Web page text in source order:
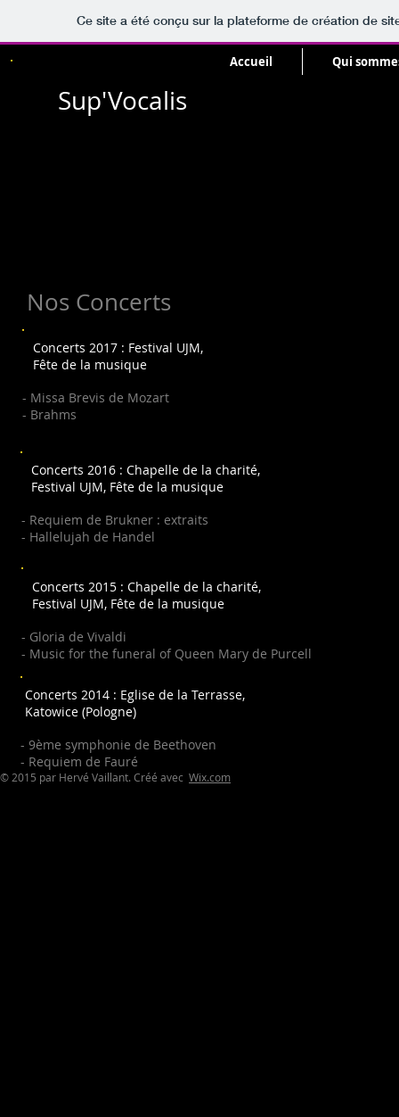
Ce site a été conçu sur la plateforme de création de
Accueil Qui
Sup'Vocalis
Nos Concerts
Concerts 2017 : Festival UJM,
Fête de la musique
- Missa Brevis de Mozart
- Brahms
Concerts 2016 : Chapelle de la charité,
Festival UJM, Fête de la musique
- Requiem de Brukner : extraits
- Hallelujah de Handel
Concerts 2015 : Chapelle de la charité,
Festival UJM, Fête de la musique
- Gloria de Vivaldi
- Music for the funeral of Queen Mary de Purcell
Concerts 2014 : Eglise de la Terrasse,
Katowice (Pologne)
- 9ème symphonie de Beethoven
- Requiem de Fauré
© 2015 par Hervé Vaillant. Créé avec Wix.com